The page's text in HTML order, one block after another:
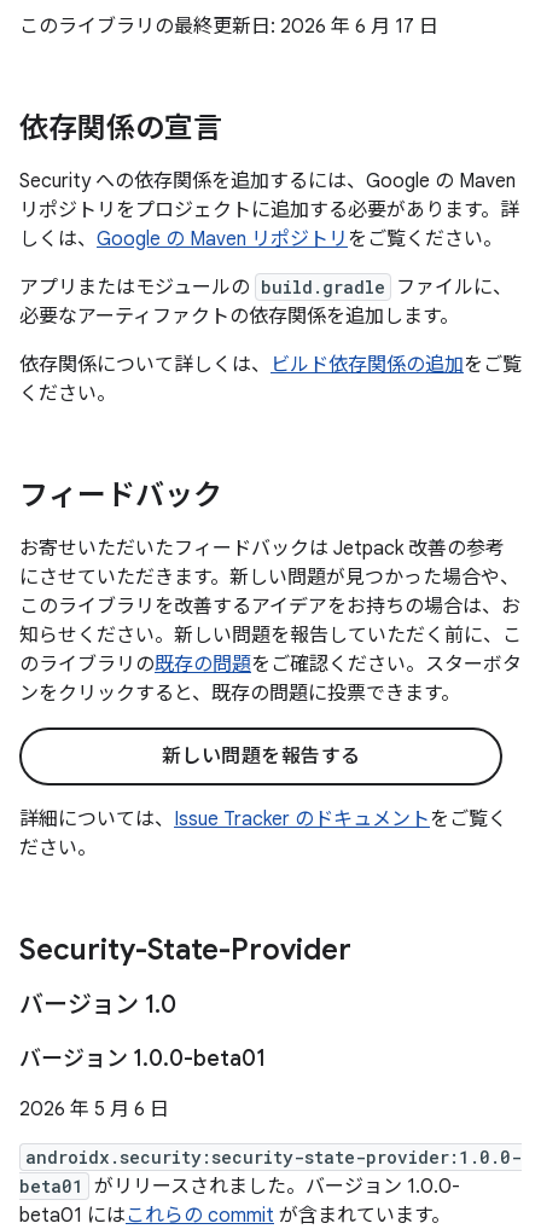
このライブラリの最終更新日: 2026 年 6 月 17 日
依存関係の宣言
Security への依存関係を追加するには、Google の Maven
リポジトリをプロジェクトに追加する必要があります。詳
しくは、 Google の Maven リポジトリ をご覧ください。
アプリまたはモジュールの build.gradle
ファイルに、
必要なアーティファクトの依存関係を追加します。
依存関係について詳しくは、
ビルド依存関係の追加をご覧
ください。
フィードバック
お寄せいただいたフィードバックは Jetpack 改善の参考
にさせていただきます。新しい問題が見つかった場合や、
このライブラリを改善するアイデアをお持ちの場合は、お
知らせください。新しい問題を報告していただく前に、こ
のライブラリの既存の問題をご確認ください。スターボタ
ンをクリックすると、既存の問題に投票できます。
新しい問題を報告する
詳細については、 Issue Tracker のドキュメントをご覧く
ださい。
Security-State-Provider
バージョン 1.0
バージョン 1.0.0-beta01
2026 年 5 月 6 日
androidx.security:security-state-provider:1.0.0-
beta01
がリリースされました。バージョン 1.0.0-
beta01 にはこれらの commit が含まれています。